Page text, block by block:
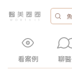
看案例 聊